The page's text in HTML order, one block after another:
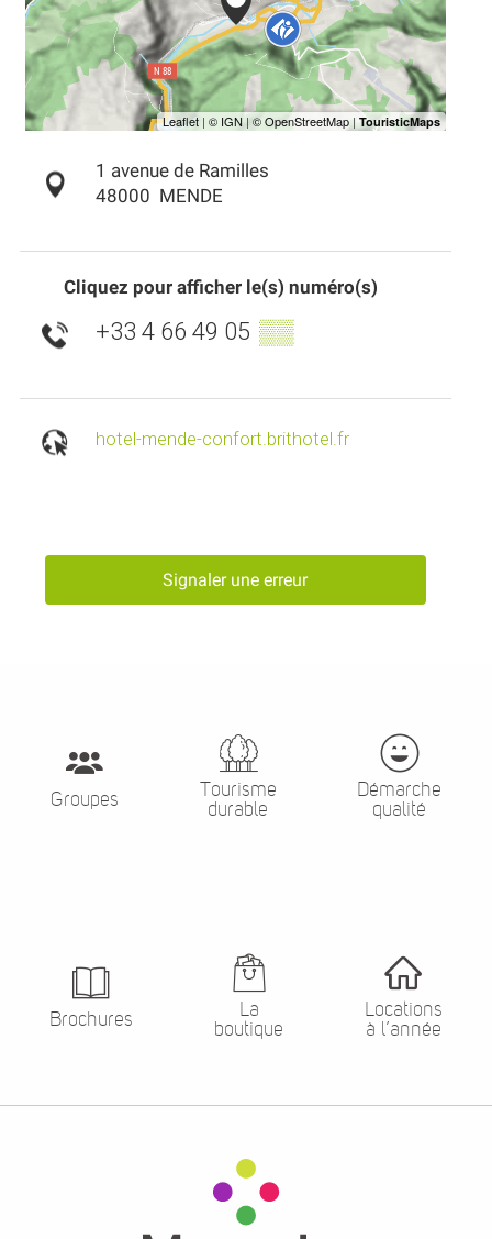
1 avenue de Ramilles
48000 MENDE
Cliquez pour afficher le(s) numéro(s)
+33 4 66 49 05 ▒▒
hotel-mende-confort.brithotel.fr
Signaler une erreur
Groupes
Tourisme
durable
Démarche
qualité
Brochures
La
boutique
Locations
à l’année